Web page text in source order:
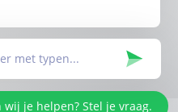
wij je helpen? Stel je vraag.